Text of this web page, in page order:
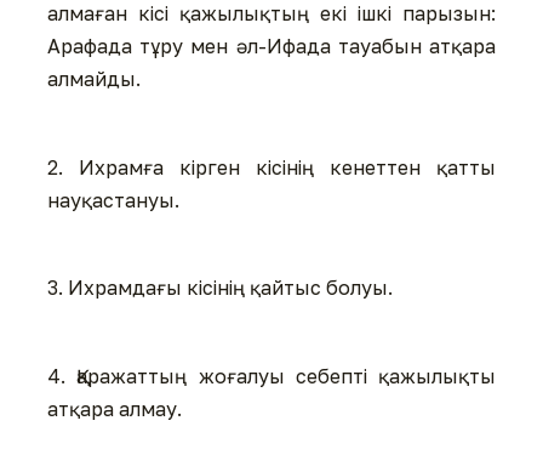
алмаған кісі қажылықтың екі ішкі парызын:
Арафада тұру мен әл-Ифада тауабын атқара
алмайды.
2. Ихрамға кірген кісінің кенеттен қатты
науқастануы.
3. Ихрамдағы кісінің қайтыс болуы.
4. Қаражаттың жоғалуы себепті қажылықты
атқара алмау.